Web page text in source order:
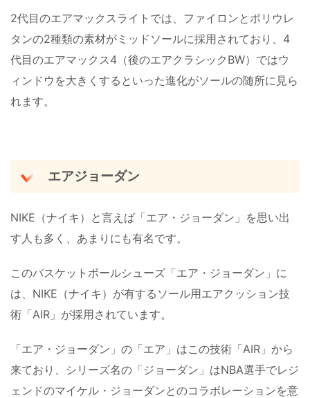
2代目のエアマックスライトでは、ファイロンとポリウレ
タンの2種類の素材がミッドソールに採用されており、4
代目のエアマックス4（後のエアクラシックBW）ではウ
ィンドウを大きくするといった進化がソールの随所に見ら
れます。
エアジョーダン
NIKE（ナイキ）と言えば「エア・ジョーダン」を思い出
す人も多く、あまりにも有名です。
このバスケットボールシューズ「エア・ジョーダン」に
は、NIKE（ナイキ）が有するソール用エアクッション技
術「AIR」が採用されています。
「エア・ジョーダン」の「エア」はこの技術「AIR」から
来ており、シリーズ名の「ジョーダン」はNBA選手でレジ
ェンドのマイケル・ジョーダンとのコラボレーションを意